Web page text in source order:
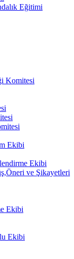
Eğitimi
Komitesi
Ekibi
Ekibi
ve Şikayetleri
Ekibi
Ekibi